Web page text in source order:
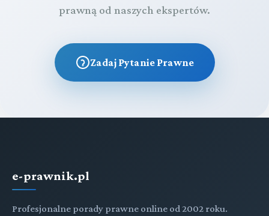
prawną od naszych ekspertów.
Zadaj Pytanie Prawne
e-prawnik.pl
Profesjonalne porady prawne online od 2002 roku.